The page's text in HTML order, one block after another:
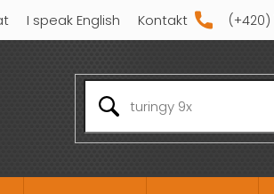
I speak English Kontakt